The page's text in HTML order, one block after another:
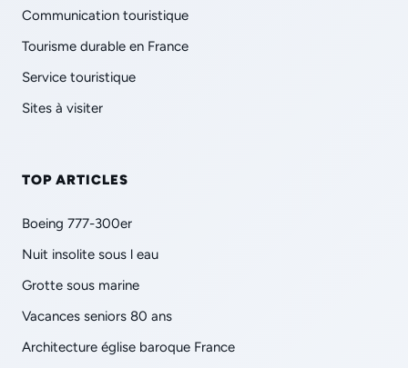
Communication touristique
Tourisme durable en France
Service touristique
Sites à visiter
TOP ARTICLES
Boeing 777-300er
Nuit insolite sous l eau
Grotte sous marine
Vacances seniors 80 ans
Architecture église baroque France